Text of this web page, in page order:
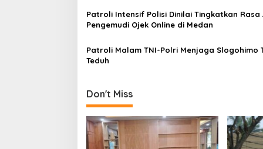
t
o
Patroli Intensif Polisi Dinilai Tingkatkan Rasa
Pengemudi Ojek Online di Medan
Patroli Malam TNI-Polri Menjaga Slogohimo
Teduh
Don't Miss